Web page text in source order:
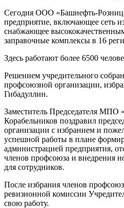
Сегодня ООО «Башнефть-
предприятие, включающее сеть
снабжающее
заправочные комплексы в 16
Здесь работают более 6500
Решением учредительного
профсоюзной организации,
Гибадуллин.
Заместитель Председателя МПО
Корабельников поздравил
организации с избранием и
успешной работы в плане
администрацией предприятия,
членов профсоюза и внедрения
для сотрудников.
После избрания членов
ревизионной комиссии
свою работу.